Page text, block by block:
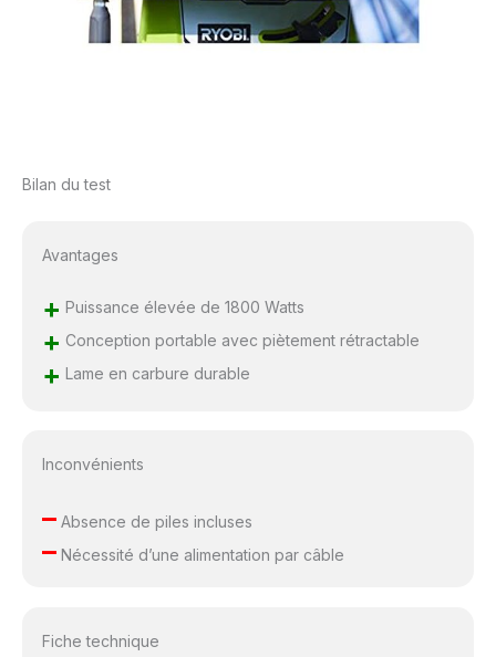
Bilan du test
Avantages
+ Puissance élevée de 1800 Watts
+ Conception portable avec piètement rétractable
+ Lame en carbure durable
Inconvénients
–Absence de piles incluses
–Nécessité d’une alimentation par câble
Fiche technique